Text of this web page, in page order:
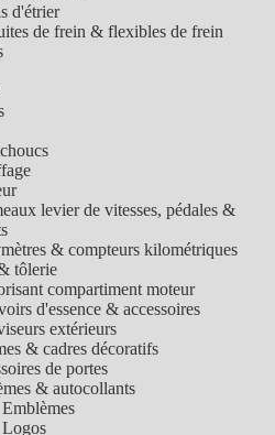
d'étrier
de frein & flexibles de frein
levier de vitesses, pédales &
& compteurs kilométriques
tôlerie
compartiment moteur
d'essence & accessoires
extérieurs
& cadres décoratifs
de portes
& autocollants
Emblèmes
Logos